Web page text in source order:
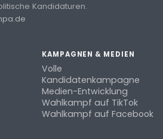
Kandidaturen.
KAMPAGNEN & MEDIEN
Volle
Kandidatenkampagne
Medien-Entwicklung
Wahlkampf auf TikTok
Wahlkampf auf Facebook